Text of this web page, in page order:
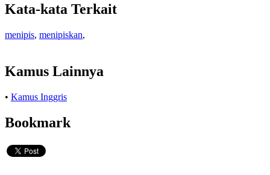
Kata-kata Terkait
menipis, menipiskan,
Kamus Lainnya
• Kamus Inggris
Bookmark